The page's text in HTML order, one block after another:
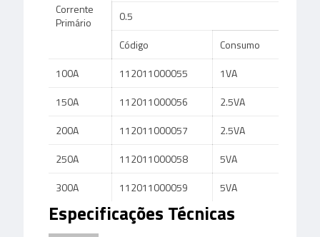
Corrente
Primário
0.5
Código
Consumo
100A
112011000055
1VA
150A
112011000056
2.5VA
200A
112011000057
2.5VA
250A
112011000058
5VA
300A
112011000059 5VA
Especificações Técnicas